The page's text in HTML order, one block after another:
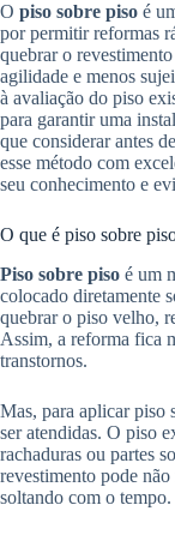
O piso sobre piso é
por permitir reformas
quebrar o
agilidade e menos
à avaliação do piso
para garantir uma
que considerar antes
esse método com
seu conhecimento e
O que é piso sobre
Piso sobre piso é um
colocado diretamente
quebrar o piso velho,
Assim, a reforma fica
transtornos.
Mas, para aplicar piso
ser atendidas. O piso
rachaduras ou partes
revestimento pode
soltando com o tempo.